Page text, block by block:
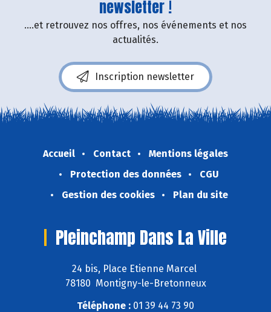
newsletter !
....et retrouvez nos offres, nos événements et nos
actualités.
Inscription newsletter
Accueil Contact
Mentions légales
Protection des données
CGU
Gestion des cookies
Plan du site
Pleinchamp Dans La Ville
24 bis, Place Etienne Marcel
78180 Montigny-le-Bretonneux
Téléphone : 01 39 44 73 90